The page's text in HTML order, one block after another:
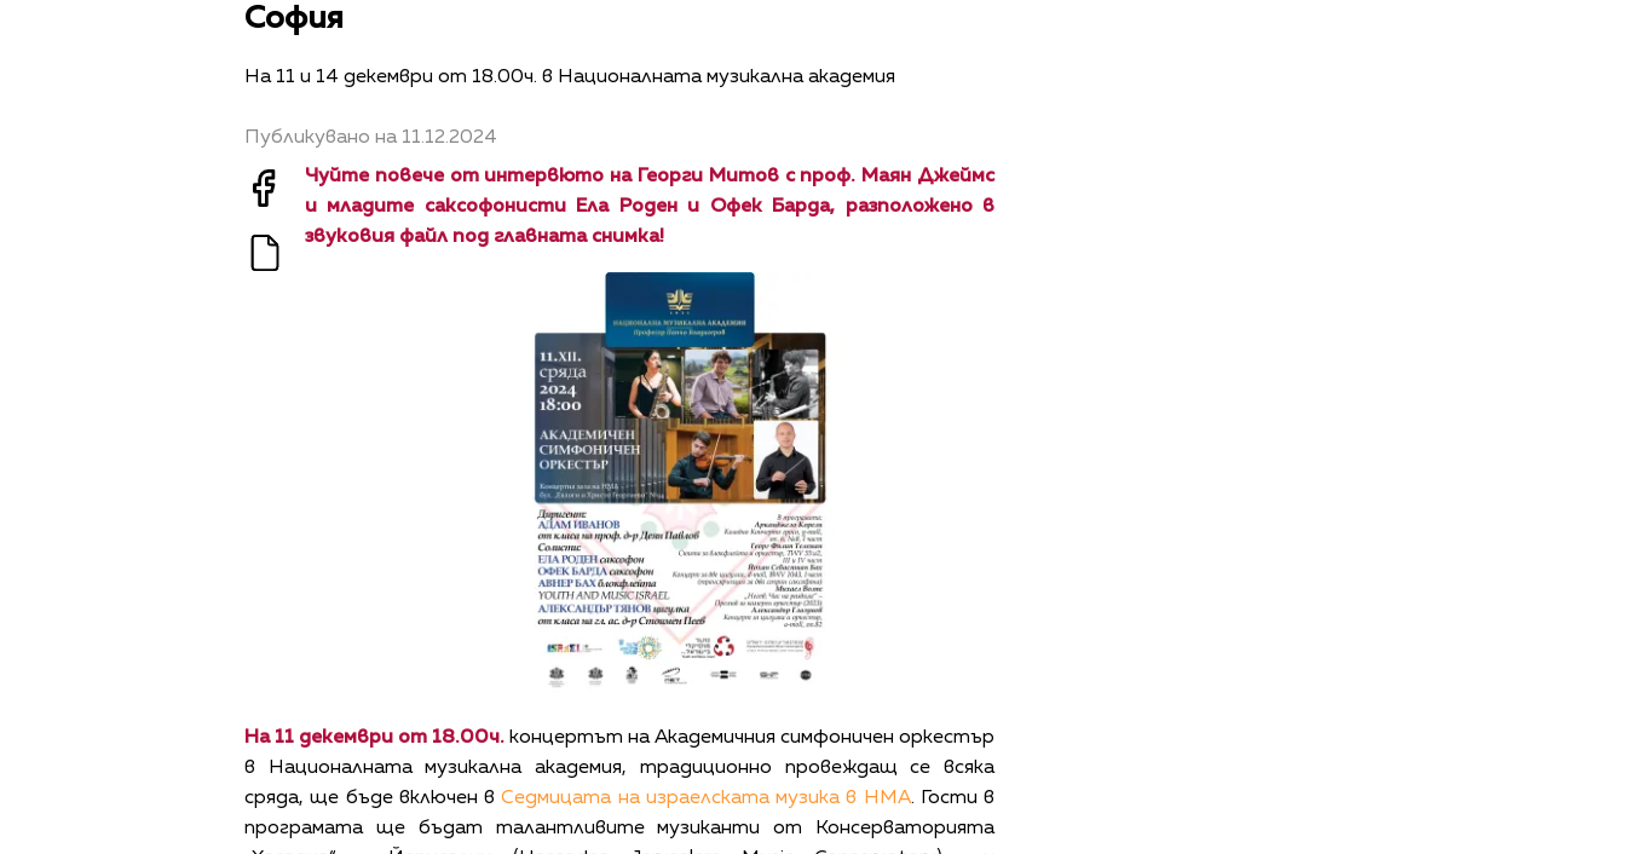
София
На 11 и 14 декември от 18.00ч. в Националната музикална академия
Публикувано на 11.12.2024
Чуйте повече от интервюто на Георги Митов с проф. Маян Джеймс
и младите саксофонисти Ела Роден и Офек Барда, разположено в
звуковия файл под главната снимка!
На 11 декември от 18.00ч. концертът на Академичния симфоничен оркестър
в Националната музикална академия, традиционно провеждащ се всяка
сряда, ще бъде включен в Седмицата на израелската музика в НМА. Гости в
програмата ще бъдат талантливите музиканти от Консерваторията